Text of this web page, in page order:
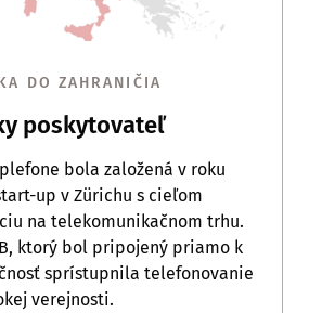
DO ZAHRANIČIA
poskytovateľ
bola založená v roku
up v Zürichu s cieľom
na telekomunikačnom trhu.
ktorý bol pripojený priamo k
sprístupnila telefonovanie
verejnosti.